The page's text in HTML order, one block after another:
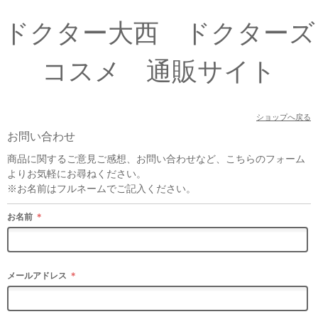
ドクター大西 ドクターズ
コスメ 通販サイト
ショップへ戻る
お問い合わせ
商品に関するご意見ご感想、お問い合わせなど、こちらのフォーム
よりお気軽にお尋ねください。
※お名前はフルネームでご記入ください。
お名前 ＊
メールアドレス ＊